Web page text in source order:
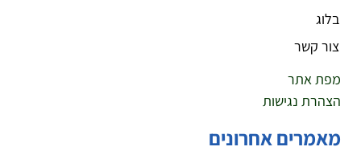
בלוג
צור קשר
מפת אתר
הצהרת נגישות
מאמרים אחרונים